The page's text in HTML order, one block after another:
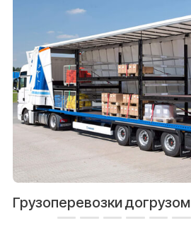
Грузоперевозки догрузом